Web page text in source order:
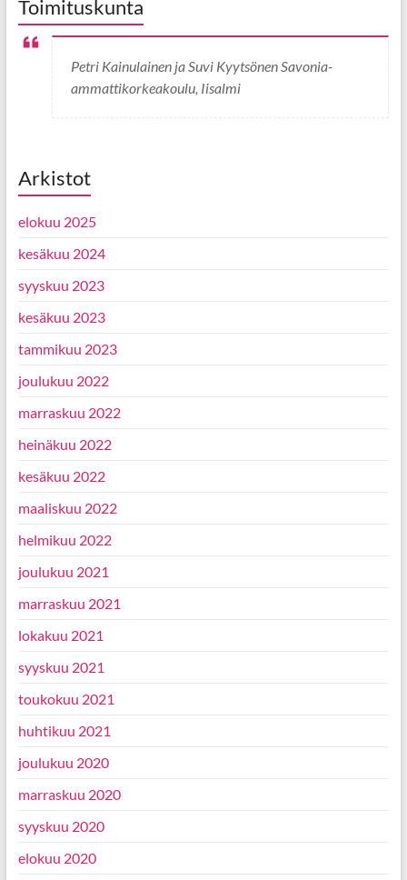
Toimituskunta
Petri Kainulainen ja Suvi Kyytsönen Savonia-
ammattikorkeakoulu, Iisalmi
Arkistot
elokuu 2025
kesäkuu 2024
syyskuu 2023
kesäkuu 2023
tammikuu 2023
joulukuu 2022
marraskuu 2022
heinäkuu 2022
kesäkuu 2022
maaliskuu 2022
helmikuu 2022
joulukuu 2021
marraskuu 2021
lokakuu 2021
syyskuu 2021
toukokuu 2021
huhtikuu 2021
joulukuu 2020
marraskuu 2020
syyskuu 2020
elokuu 2020